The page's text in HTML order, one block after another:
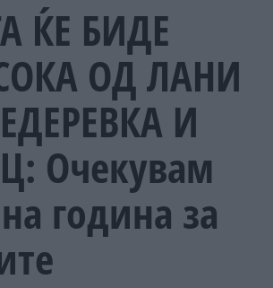
ЌЕ БИДЕ
ОД ЛАНИ
И
Очекувам
година за